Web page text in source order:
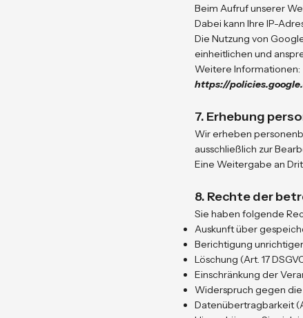
Beim Aufruf unserer
Dabei kann Ihre IP-
Die Nutzung von
einheitlichen und
Weitere Informationen:
https://
7. Erhebung
Wir erheben
ausschließlich zur
Eine Weitergabe an
8. Rechte der
Sie haben folgende
Auskunft über
Berichtigung unrichtiger
Löschung (Art. 17
Einschränkung der
Widerspruch gegen die
Datenübertragbarkeit